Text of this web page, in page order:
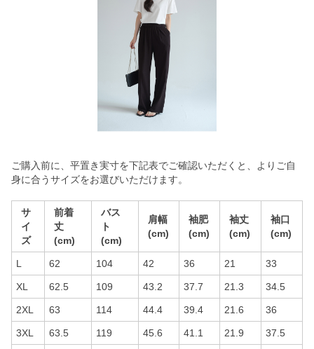
ご購入前に、平置き実寸を下記表でご確認いただくと、よりご自
身に合うサイズをお選びいただけます。
サ
イ
ズ
前着
丈
(cm)
バス
ト
(cm)
肩幅
(cm)
袖肥
(cm)
袖丈
(cm)
袖口
(cm)
L 62 104 42 36 21 33
XL 62.5 109 43.2 37.7 21.3 34.5
2XL 63 114 44.4 39.4 21.6 36
3XL 63.5 119 45.6 41.1 21.9 37.5